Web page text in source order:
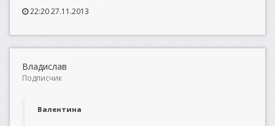
22:20 27.11.2013
Владислав
Подписчик
Валентина